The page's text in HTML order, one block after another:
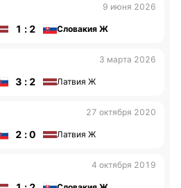
9 июня 2026
1 : 2 Словакия Ж
3 марта 2026
3 : 2 Латвия Ж
27 октября 2020
2 : 0 Латвия Ж
4 октября 2019